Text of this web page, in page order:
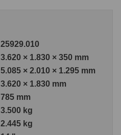
25929.010
3.620 × 1.830 × 350 mm
5.085 × 2.010 × 1.295 mm
3.620 × 1.830 mm
785 mm
3.500 kg
2.445 kg